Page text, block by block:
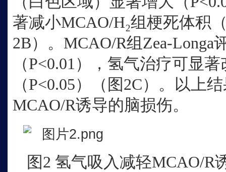
著减小MCAO/H₂组梗死体积
2B）。MCAO/R组Zea-Longa
（P<0.01），氢气治疗可显
（P<0.05）（图2C）。以上
MCAO/R诱导的脑损伤。
图 2 氢气吸入减轻MCAO/R